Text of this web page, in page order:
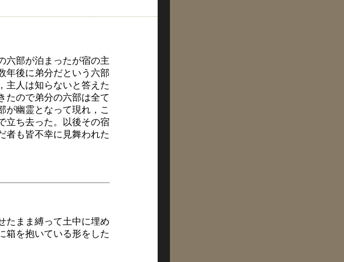
六部が泊まったが宿の主
年後に弟分だという六部
主人は知らないと答えた
たので弟分の六部は全て
が幽霊となって現れ，こ
立ち去った。以後その宿
者も皆不幸に見舞われた
たまま縛って土中に埋め
箱を抱いている形をした